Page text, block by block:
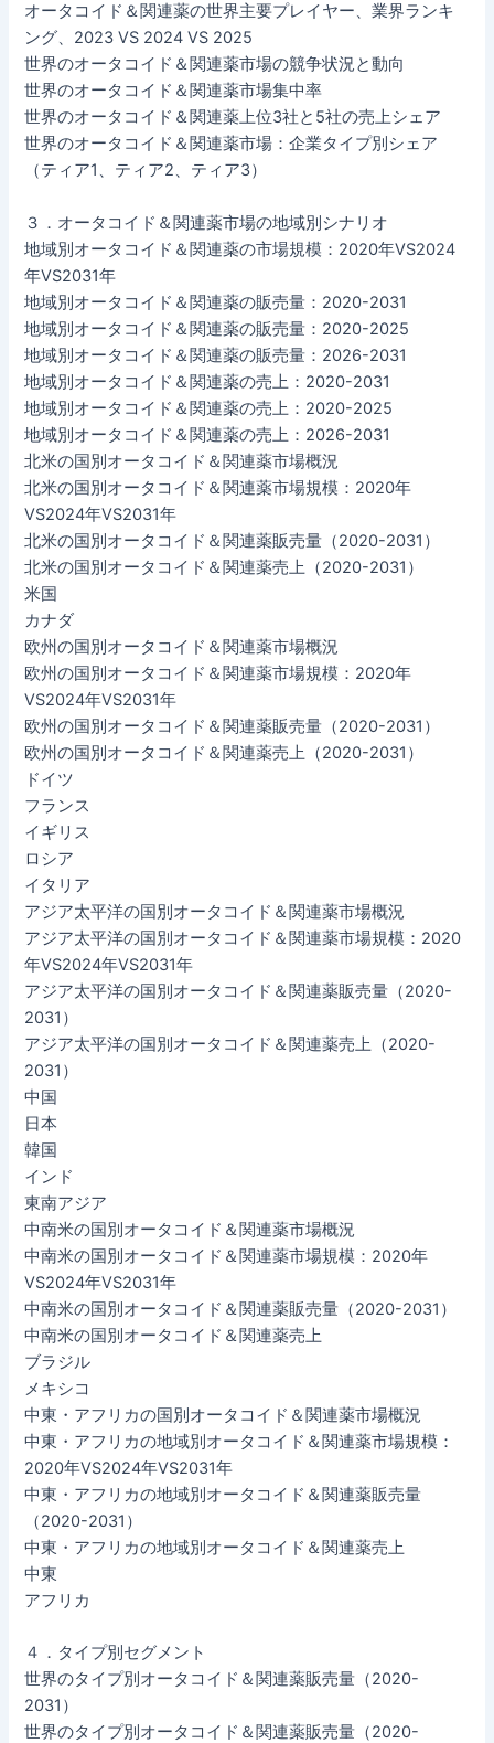
オータコイド＆関連薬の世界主要プレイヤー、業界ランキ
ング、2023 VS 2024 VS 2025
世界のオータコイド＆関連薬市場の競争状況と動向
世界のオータコイド＆関連薬市場集中率
世界のオータコイド＆関連薬上位3社と5社の売上シェア
世界のオータコイド＆関連薬市場：企業タイプ別シェア
（ティア1、ティア2、ティア3）
３．オータコイド＆関連薬市場の地域別シナリオ
地域別オータコイド＆関連薬の市場規模：2020年VS2024
年VS2031年
地域別オータコイド＆関連薬の販売量：2020-2031
地域別オータコイド＆関連薬の販売量：2020-2025
地域別オータコイド＆関連薬の販売量：2026-2031
地域別オータコイド＆関連薬の売上：2020-2031
地域別オータコイド＆関連薬の売上：2020-2025
地域別オータコイド＆関連薬の売上：2026-2031
北米の国別オータコイド＆関連薬市場概況
北米の国別オータコイド＆関連薬市場規模：2020年
VS2024年VS2031年
北米の国別オータコイド＆関連薬販売量（2020-2031）
北米の国別オータコイド＆関連薬売上（2020-2031）
米国
カナダ
欧州の国別オータコイド＆関連薬市場概況
欧州の国別オータコイド＆関連薬市場規模：2020年
VS2024年VS2031年
欧州の国別オータコイド＆関連薬販売量（2020-2031）
欧州の国別オータコイド＆関連薬売上（2020-2031）
ドイツ
フランス
イギリス
ロシア
イタリア
アジア太平洋の国別オータコイド＆関連薬市場概況
アジア太平洋の国別オータコイド＆関連薬市場規模：2020
年VS2024年VS2031年
アジア太平洋の国別オータコイド＆関連薬販売量（2020-
2031）
アジア太平洋の国別オータコイド＆関連薬売上（2020-
2031）
中国
日本
韓国
インド
東南アジア
中南米の国別オータコイド＆関連薬市場概況
中南米の国別オータコイド＆関連薬市場規模：2020年
VS2024年VS2031年
中南米の国別オータコイド＆関連薬販売量（2020-2031）
中南米の国別オータコイド＆関連薬売上
ブラジル
メキシコ
中東・アフリカの国別オータコイド＆関連薬市場概況
中東・アフリカの地域別オータコイド＆関連薬市場規模：
2020年VS2024年VS2031年
中東・アフリカの地域別オータコイド＆関連薬販売量
（2020-2031）
中東・アフリカの地域別オータコイド＆関連薬売上
中東
アフリカ
４．タイプ別セグメント
世界のタイプ別オータコイド＆関連薬販売量（2020-
2031）
世界のタイプ別オータコイド＆関連薬販売量（2020-